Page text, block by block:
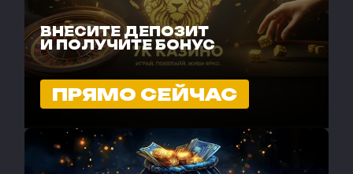
ВНЕСИТЕ ДЕПОЗИТ
И ПОЛУЧИТЕ БОНУС
ПРЯМО СЕЙЧАС